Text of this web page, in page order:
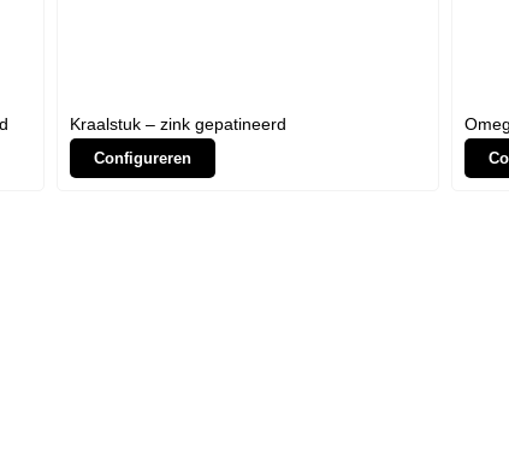
Kraalstuk – zink gepatineerd
Configureren